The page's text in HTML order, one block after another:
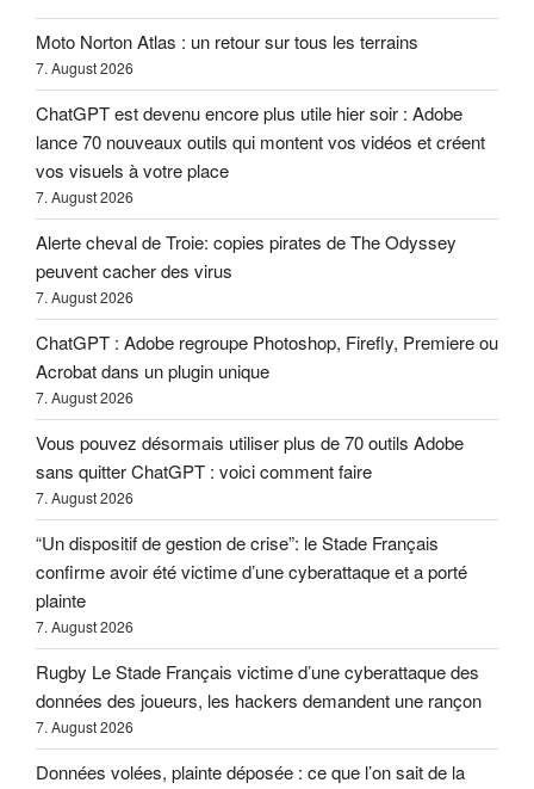
Moto Norton Atlas : un retour sur tous les terrains
7. August 2026
ChatGPT est devenu encore plus utile hier soir : Adobe
lance 70 nouveaux outils qui montent vos vidéos et créent
vos visuels à votre place
7. August 2026
Alerte cheval de Troie: copies pirates de The Odyssey
peuvent cacher des virus
7. August 2026
ChatGPT : Adobe regroupe Photoshop, Firefly, Premiere ou
Acrobat dans un plugin unique
7. August 2026
Vous pouvez désormais utiliser plus de 70 outils Adobe
sans quitter ChatGPT : voici comment faire
7. August 2026
“Un dispositif de gestion de crise”: le Stade Français
confirme avoir été victime d’une cyberattaque et a porté
plainte
7. August 2026
Rugby Le Stade Français victime d’une cyberattaque des
données des joueurs, les hackers demandent une rançon
7. August 2026
Données volées, plainte déposée : ce que l’on sait de la